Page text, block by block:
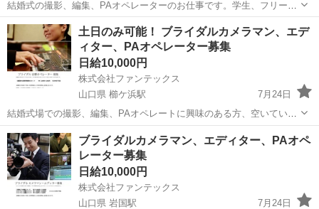
結婚式の撮影、編集、PAオペレーターのお仕事です。学生、フリータ
ー活躍中！ 未経験者OK！丁寧な研修制度があります！！ 昨年オープ
ンしたばかりの新しい結婚式場でのお仕事です！
愛媛 松山市 結婚式場 カメラマン
土日のみ可能！ ブライダルカメラマン、エデ
ィター、PAオペレーター募集
日給10,000円
株式会社ファンテックス
山口県 櫛ケ浜駅
7月24日
結婚式場での撮影、編集、PAオペレートに興味のある方、空いている
土日の時間を有効活用したい方、ブライダルに関わりたい方を募集し
ています。 丁寧な研修制度があるので未経験者でも安心。20〜30代の
大学生やフリーターが活躍中で...
山口 周南市 櫛ケ浜駅 カメラマン
ブライダルカメラマン、エディター、PAオペ
レーター募集
日給10,000円
株式会社ファンテックス
山口県 岩国駅
7月24日